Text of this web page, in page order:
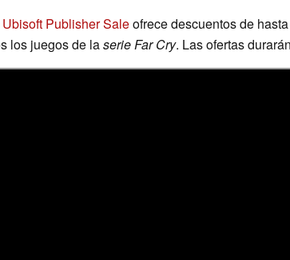
Ubisoft Publisher Saleofrece descuentos de
los juegos de laserie Far Cry. Las ofertas